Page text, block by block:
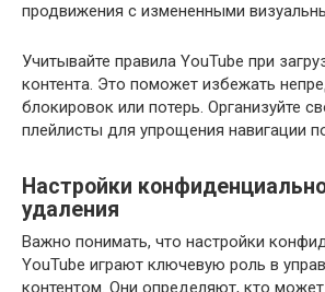
продвижения с измененными
Учитывайте правила YouTube при
контента. Это поможет избежать
блокировок или потерь. Организуйте
плейлисты для упрощения навигации
Настройки
удаления
Важно понимать, что настройки
YouTube играют ключевую роль в